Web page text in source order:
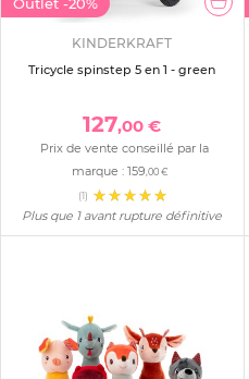
KINDERKRAFT
Tricycle spinstep 5 en 1 - green
127,00 €
Prix de vente conseillé par la
marque : 159 ,00 €
(1)
Plus que 1 avant rupture définitive